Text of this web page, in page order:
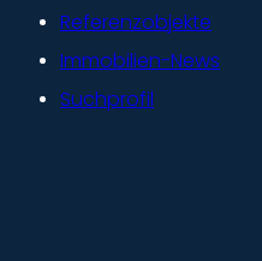
Referenzobjekte
Immobilien-News
Suchprofil